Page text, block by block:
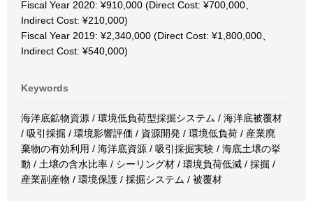
Fiscal Year 2020: ¥910,000 (Direct Cost: ¥700,000、
Indirect Cost: ¥210,000)
Fiscal Year 2019: ¥2,340,000 (Direct Cost: ¥1,800,000、
Indirect Cost: ¥540,000)
Keywords
海洋底鉱物資源 / 環境低負荷型採掘システム / 海洋底被覆材
/ 吸引採掘 / 環境影響評価 / 資源開発 / 環境低負荷 / 産業廃
棄物の有効利用 / 海洋底資源 / 吸引採掘実験 / 海底土壌の挙
動 / 土壌の含水比率 / シーリング材 / 環境負荷低減 / 採掘 /
産業副産物 / 環境保護 / 採掘システム / 被覆材